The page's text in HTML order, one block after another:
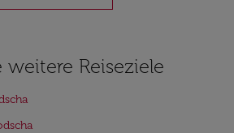
weitere Reiseziele